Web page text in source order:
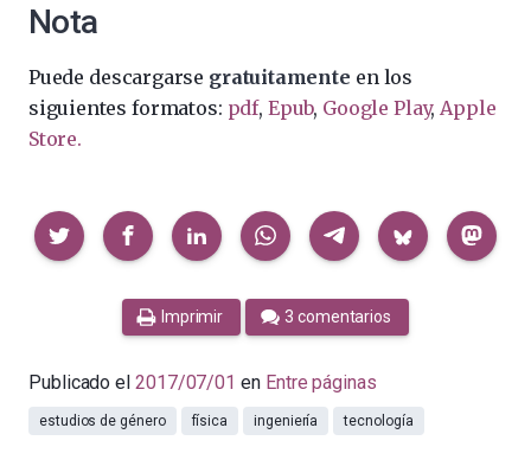
Nota
Puede descargarse gratuitamente en los
siguientes formatos: pdf,Epub, Google Play, Apple
Store.
Compartir
Imprimir 3 comentarios
Publicado el 2017/07/01 en Entre páginas
estudios de género física ingeniería tecnología